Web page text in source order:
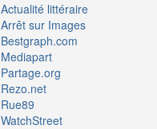
Actualité littéraire
Arrêt sur Images
Bestgraph.com
Mediapart
Partage.org
Rezo.net
Rue89
WatchStreet